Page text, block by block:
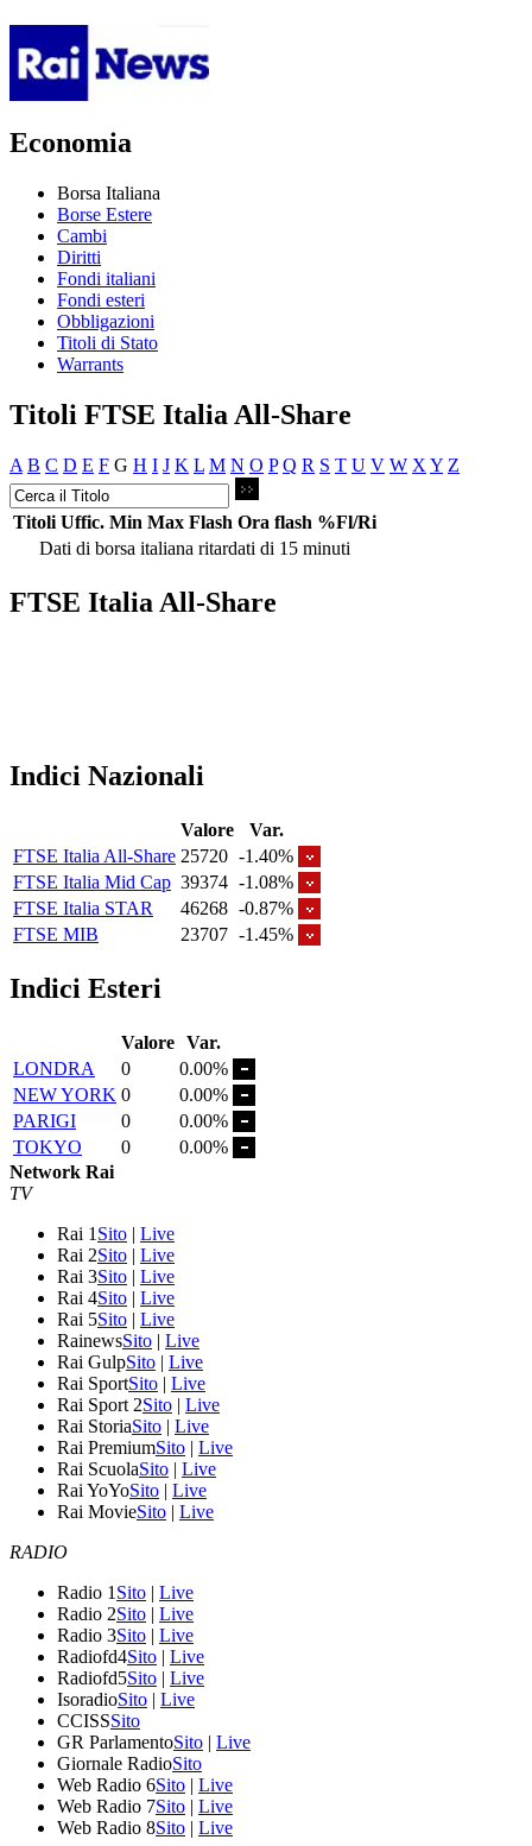
Economia
Borsa Italiana
Borse Estere
Cambi
Diritti
Fondi italiani
Fondi esteri
Obbligazioni
Titoli di Stato
Warrants
Titoli FTSE Italia All-Share
A B C D E F G H I J K L M N O P Q R S T U V W X Y Z
Titoli Uffic. Min Max Flash Ora flash %Fl/Ri
Dati di borsa italiana ritardati di 15 minuti
FTSE Italia All-Share
Indici Nazionali
Valore
Var.
FTSE Italia All-Share 25720 -1.40%
FTSE Italia Mid Cap 39374 -1.08%
FTSE Italia STAR
46268 -0.87%
FTSE MIB
23707 -1.45%
Indici Esteri
Valore Var.
LONDRA
0
0.00%
NEW YORK 0
0.00%
PARIGI
0
0.00%
TOKYO
0
0.00%
Network Rai
TV
Rai 1 Sito | Live
Rai 2Sito | Live
Rai 3Sito | Live
Rai 4Sito | Live
Rai 5Sito | Live
RainewsSito | Live
Rai GulpSito | Live
Rai SportSito | Live
Rai Sport 2Sito | Live
Rai StoriaSito | Live
Rai PremiumSito | Live
Rai ScuolaSito | Live
Rai YoYoSito | Live
Rai MovieSito | Live
RADIO
Radio 1 Sito | Live
Radio 2Sito | Live
Radio 3Sito | Live
Radiofd4Sito | Live
Radiofd5Sito | Live
IsoradioSito | Live
CCISSSito
GR ParlamentoSito | Live
Giornale RadioSito
Web Radio 6Sito | Live
Web Radio 7Sito | Live
Web Radio 8Sito | Live